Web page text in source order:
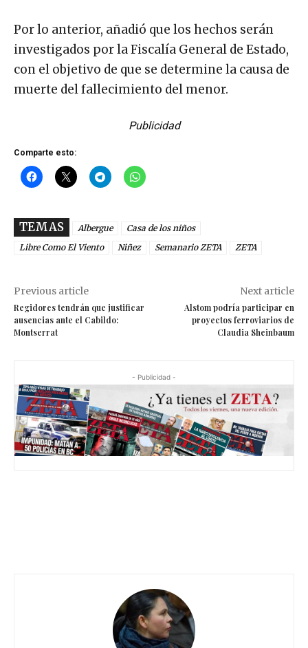
Por lo anterior, añadió que los hechos serán
investigados por la Fiscalía General de Estado,
con el objetivo de que se determine la causa de
muerte del fallecimiento del menor.
Publicidad
Comparte esto:
TEMAS Albergue
Casa de los niños
Libre Como El Viento
Niñez Semanario ZETA ZETA
Previous article
Regidores tendrán que justificar
ausencias ante el Cabildo:
Montserrat
Next article
Alstom podría participar en
proyectos ferroviarios de
Claudia Sheinbaum
- Publicidad -